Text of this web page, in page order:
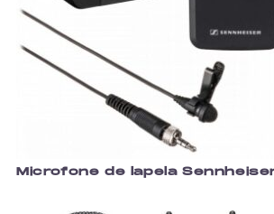
Microfone de lapela